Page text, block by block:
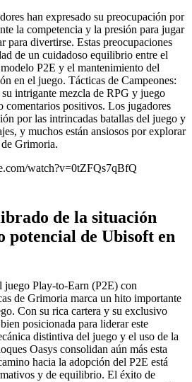
han expresado su preocupación por
la competencia y la presión para jugar
para divertirse. Estas preocupaciones
de un cuidadoso equilibrio entre el
P2E y el mantenimiento del
en el juego. Tácticas de Campeones:
intrigante mezcla de RPG y juego
comentarios positivos. Los jugadores
por las intrincadas batallas del juego y
y muchos están ansiosos por explorar
Grimoria.
watch?v=0tZFQs7qBfQ
de la situación
potencial de Ubisoft en
juego Play-to-Earn (P2E) con
de Grimoria marca un hito importante
Con su rica cartera y su exclusivo
posicionada para liderar este
distintiva del juego y el uso de la
Oasys consolidan aún más esta
hacia la adopción del P2E está
y de equilibrio. El éxito de